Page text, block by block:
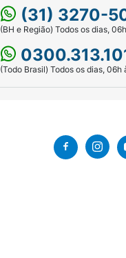
(31) 3270-
(BH e Região) Todos os dias,
(Todo Brasil) Todos os dias, 06h